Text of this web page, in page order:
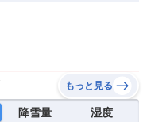
もっと見る
降雪量 湿度